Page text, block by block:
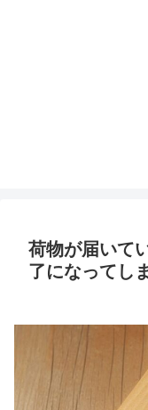
荷物が届いて
了になってし